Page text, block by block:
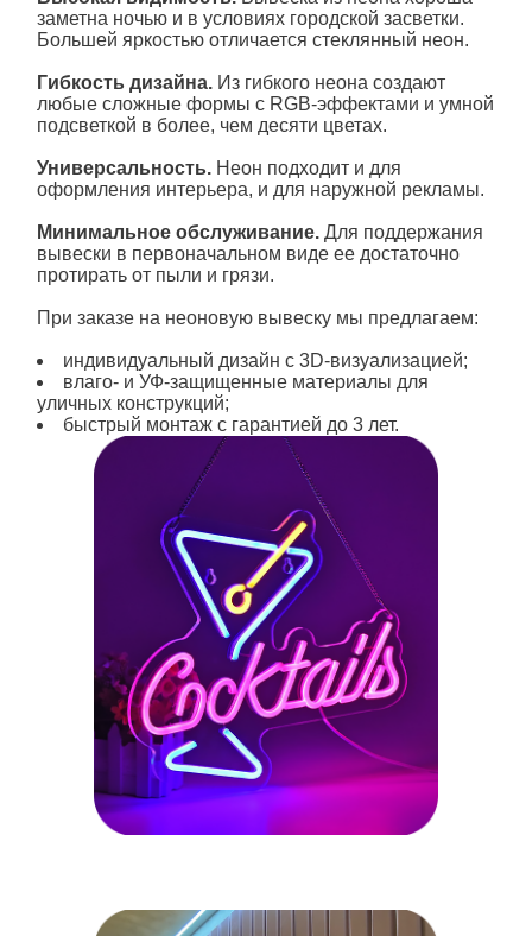
заметна ночью и в условиях городской засветки.
Большей яркостью отличается стеклянный неон.
Гибкость дизайна. Из гибкого неона создают
любые сложные формы с RGB-эффектами и умной
подсветкой в более, чем десяти цветах.
Универсальность. Неон подходит и для
оформления интерьера, и для наружной рекламы.
Минимальное обслуживание.Для поддержания
вывески в первоначальном виде ее достаточно
протирать от пыли и грязи.
При заказе на неоновую вывеску мы предлагаем:
индивидуальный дизайн с 3D-визуализацией;
влаго- и УФ-защищенные материалы для
уличных конструкций;
быстрый монтаж с гарантией до 3 лет.